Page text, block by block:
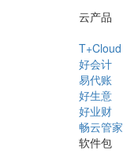
云产品
T+Cloud
好会计
易代账
好生意
好业财
畅云管家
软件包